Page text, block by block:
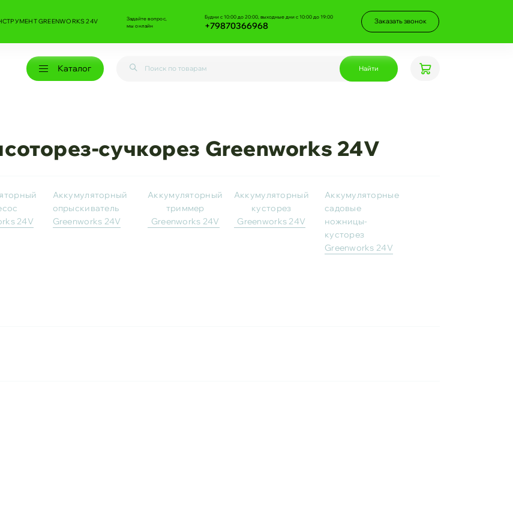
GREENWORKS 24V
Задайте вопрос,
мы онлайн
Будни с 10:00 до 20:00, выходные дни с 10:00 до 19:00
+79870366968 Заказать звонок
Каталог Найти
сучкорез Greenworks 24V
24V
Аккумуляторный
опрыскиватель
Greenworks 24V
Аккумуляторный
триммер
Greenworks 24V
Аккумуляторный
кусторез
Greenworks 24V
Аккумуляторные
садовые
ножницы-
кусторез
Greenworks 24V